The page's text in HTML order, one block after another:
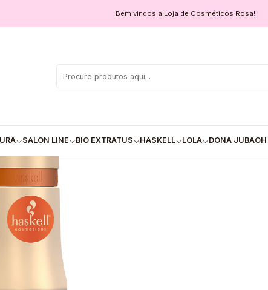
SALON LINE BIO EXTRATUS HASKELL LOLA DONA JUBA
Bem vindos a Loja de Cosméticos Rosa!